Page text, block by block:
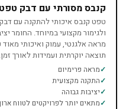
קנבס מסורתי עם דבק
טפט קנבס איכותי להתקנה עם
ולגימור מקצועי במיוחד. החומר
מראה אלגנטי, עמוק ואיכותי
תוצאה יוקרתית ועמידות לאורך זמן.
מראה פרימיום
התקנה מקצועית
יציבות גבוהה
מתאים יותר לפרויקטים לטווח